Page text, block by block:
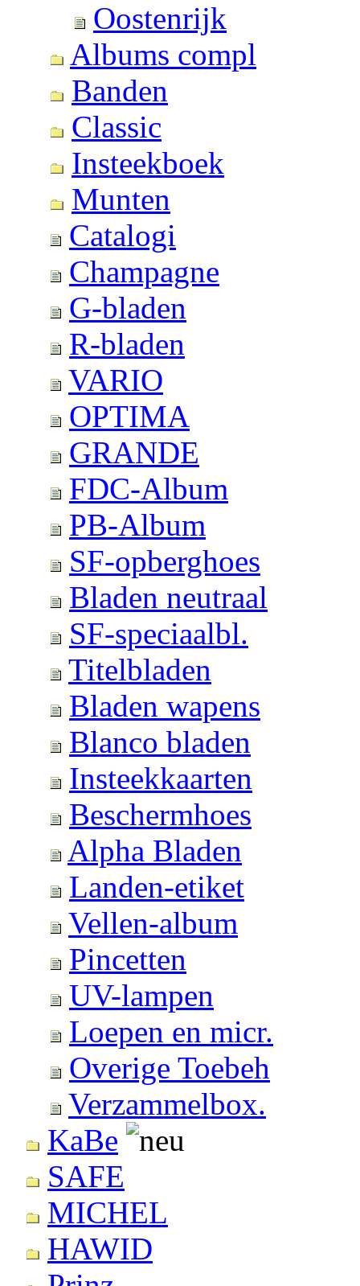
Oostenrijk
Albums compl
Banden
Classic
Insteekboek
Munten
Catalogi
Champagne
G-bladen
R-bladen
VARIO
OPTIMA
GRANDE
FDC-Album
PB-Album
SF-opberghoes
Bladen neutraal
SF-speciaalbl.
Titelbladen
Bladen wapens
Blanco bladen
Insteekkaarten
Beschermhoes
Alpha Bladen
Landen-etiket
Vellen-album
Pincetten
UV-lampen
Loepen en micr.
Overige Toebeh
Verzammelbox.
KaBe
SAFE
MICHEL
HAWID